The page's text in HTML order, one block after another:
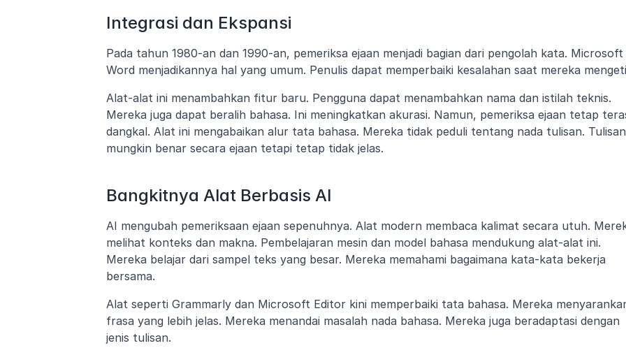
Integrasi dan Ekspansi
Pada tahun 1980-an dan 1990-an, pemeriksa ejaan menjadi bagian dari pengolah kata. Microsoft
Word menjadikannya hal yang umum. Penulis dapat memperbaiki kesalahan saat mereka
Alat-alat ini menambahkan fitur baru. Pengguna dapat menambahkan nama dan istilah teknis.
Mereka juga dapat beralih bahasa. Ini meningkatkan akurasi. Namun, pemeriksa ejaan tetap
dangkal. Alat ini mengabaikan alur tata bahasa. Mereka tidak peduli tentang nada tulisan. Tulisan
mungkin benar secara ejaan tetapi tetap tidak jelas.
Bangkitnya Alat Berbasis AI
AI mengubah pemeriksaan ejaan sepenuhnya. Alat modern membaca kalimat secara utuh.
melihat konteks dan makna. Pembelajaran mesin dan model bahasa mendukung alat-alat ini.
Mereka belajar dari sampel teks yang besar. Mereka memahami bagaimana kata-kata bekerja
bersama.
Alat seperti Grammarly dan Microsoft Editor kini memperbaiki tata bahasa. Mereka
frasa yang lebih jelas. Mereka menandai masalah nada bahasa. Mereka juga beradaptasi dengan
jenis tulisan.